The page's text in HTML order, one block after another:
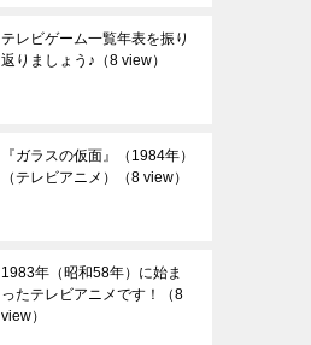
テレビゲーム一覧年表を振り
返りましょう♪ （8 view）
『ガラスの仮面』（1984年）
（テレビアニメ）
（8 view）
1983年（昭和58年）に始ま
ったテレビアニメです！
（8
view）